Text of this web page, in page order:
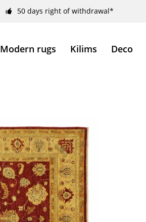
50 days right of withdrawal*
Modern rugs Kilims Deco